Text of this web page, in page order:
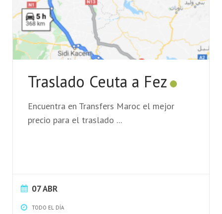
Traslado Ceuta a Fez
Encuentra en Transfers Maroc el mejor
precio para el traslado ...
07 ABR
TODO EL DÍA